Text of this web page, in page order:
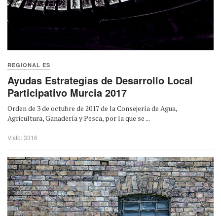
REGIONAL ES
Ayudas Estrategias de Desarrollo Local
Participativo Murcia 2017
Orden de 3 de octubre de 2017 de la Consejería de Agua,
Agricultura, Ganadería y Pesca, por la que se ...
Visto: 3316